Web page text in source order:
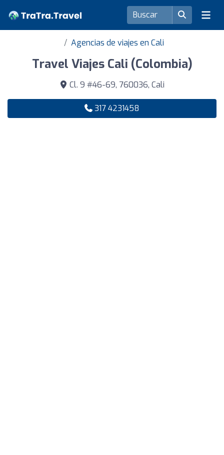
Agencias de viajes en Cali
Travel Viajes Cali (Colombia)
Cl. 9 #46-69, 760036, Cali
317 4231458